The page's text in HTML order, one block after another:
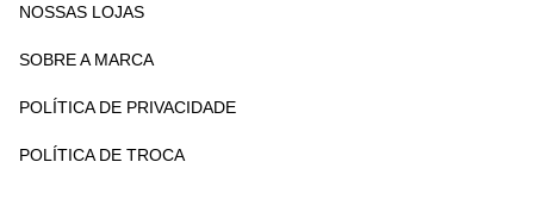
NOSSAS LOJAS
SOBRE A MARCA
POLÍTICA DE PRIVACIDADE
POLÍTICA DE TROCA